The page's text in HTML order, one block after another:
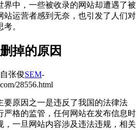
界中，一些被收录的网站却遭遇了被
站运营者感到无奈，也引发了人们对
。
掉的原因
张俊SEM-
28556.html
要原因之一是违反了我国的法律法
严格的监管，任何网站在发布信息时
，一旦网站内容涉及违法违规，相关